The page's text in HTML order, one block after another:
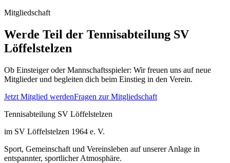
Mitgliedschaft
Werde Teil der Tennisabteilung SV
Löffelstelzen
Ob Einsteiger oder Mannschaftsspieler: Wir freuen uns auf neue
Mitglieder und begleiten dich beim Einstieg in den Verein.
Jetzt Mitglied werdenFragen zur Mitgliedschaft
Tennisabteilung SV Löffelstelzen
im SV Löffelstelzen 1964 e. V.
Sport, Gemeinschaft und Vereinsleben auf unserer Anlage in
entspannter, sportlicher Atmosphäre.